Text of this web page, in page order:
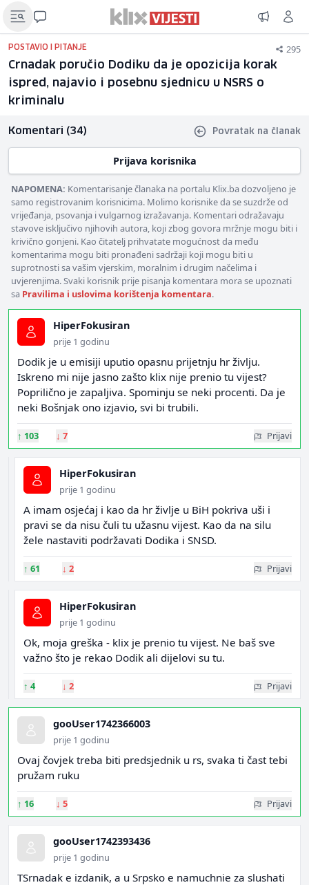
POSTAVIO I PITANJE 295
Crnadak poručio Dodiku da je opozicija korak
ispred, najavio i posebnu sjednicu u NSRS o
kriminalu
Komentari (34) Povratak na članak
Prijava korisnika
NAPOMENA: Komentarisanje članaka na portalu Klix.ba dozvoljeno je
samo registrovanim korisnicima. Molimo korisnike da se suzdrže od
vrijeđanja, psovanja i vulgarnog izražavanja. Komentari odražavaju
stavove isključivo njihovih autora, koji zbog govora mržnje mogu biti i
krivično gonjeni. Kao čitatelj prihvatate mogućnost da među
komentarima mogu biti pronađeni sadržaji koji mogu biti u
suprotnosti sa vašim vjerskim, moralnim i drugim načelima i
uvjerenjima. Svaki korisnik prije pisanja komentara mora se upoznati
sa Pravilima i uslovima korištenja komentara.
HiperFokusiran
prije 1 godinu
Dodik je u emisiji uputio opasnu prijetnju hr življu.
Iskreno mi nije jasno zašto klix nije prenio tu vijest?
Poprilično je zapaljiva. Spominju se neki procenti. Da je
neki Bošnjak ono izjavio, svi bi trubili.
↑ 103 ↓ 7 Prijavi
HiperFokusiran
prije 1 godinu
A imam osjećaj i kao da hr življe u BiH pokriva uši i
pravi se da nisu čuli tu užasnu vijest. Kao da na silu
žele nastaviti podržavati Dodika i SNSD.
↑ 61 ↓ 2 Prijavi
HiperFokusiran
prije 1 godinu
Ok, moja greška - klix je prenio tu vijest. Ne baš sve
važno što je rekao Dodik ali dijelovi su tu.
↑ 4 ↓ 2 Prijavi
gooUser1742366003
prije 1 godinu
Ovaj čovjek treba biti predsjednik u rs, svaka ti čast tebi
pružam ruku
↑ 16 ↓ 5 Prijavi
gooUser1742393436
prije 1 godinu
TSrnadak e izdanik, a u Srpsko e namuchnie za slushati